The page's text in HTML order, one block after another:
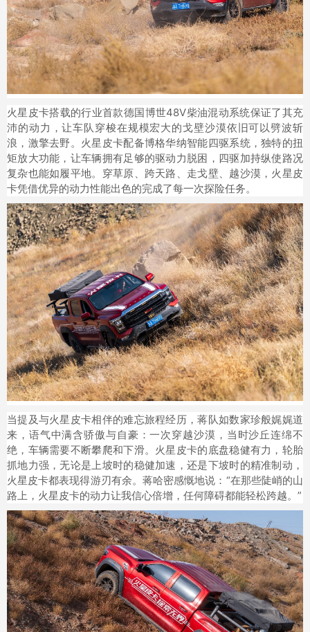
火星皮卡搭载的行业首款德国博世48V柴油混动系统保证了其充
沛的动力，让车队穿梭在规模宏大的戈壁沙漠依旧可以劈波斩
浪，激擎去野。火星皮卡配备博格华纳智能四驱系统，独特的扭
矩放大功能，让车辆拥有足够的驱动力脱困，四驱加持纵使路况
复杂也能如履平地。穿草原、跨天路、走戈壁、越沙漠，火星皮
卡凭借优异的动力性能出色的完成了每一次探险任务。
当提及与火星皮卡相伴的难忘旅程经历，蒋队如数家珍般娓娓道
来，语气中满含骄傲与自豪：一次穿越沙漠，当时沙丘连绵不
绝，车辆需要不断攀爬和下滑。火星皮卡的底盘稳健有力，轮胎
抓地力强，无论是上坡时的稳健加速，还是下坡时的精准制动，
火星皮卡都表现得游刃有余。蒋哈密感慨地说：“在那些陡峭的山
路上，火星皮卡的动力让我信心倍增，任何障碍都能轻松跨越。”